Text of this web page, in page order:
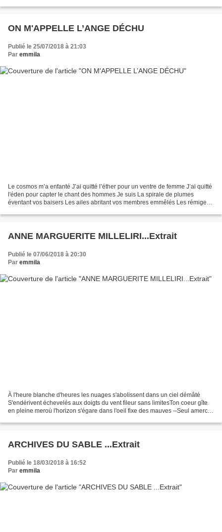
ON M'APPELLE L’ANGE DÉCHU
Publié le 25/07/2018 à 21:03
Par emmila
Le cosmos m’a enfanté J’ai quitté l’éther pour un ventre de femme J’ai quitté
l'éden pour capter le chant des hommes Je suis La spirale de plumes
éventant vos baisers Les ailes abritant vos membres emmêlés Les rémiges
ANNE MARGUERITE MILLELIRI...Extrait
Publié le 07/06/2018 à 20:30
Par emmila
À l'heure blanche d'heures les nuages s'abolissent dans un ciel démâté
S'endérivent échevelés aux doigts du vent fileur sans limitesTon coeur gîte
en pleine meroù l'horizon s'égare dans l'oeil fixe des mauves --Seul amerce
ARCHIVES DU SABLE ...Extrait
Publié le 18/03/2018 à 16:52
Par emmila